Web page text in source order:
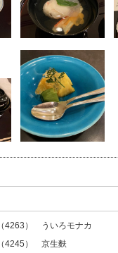
4263） ういろモナカ
4245） 京生麩